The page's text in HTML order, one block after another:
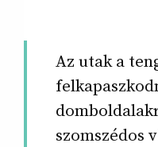
Az utak a
szomszédos